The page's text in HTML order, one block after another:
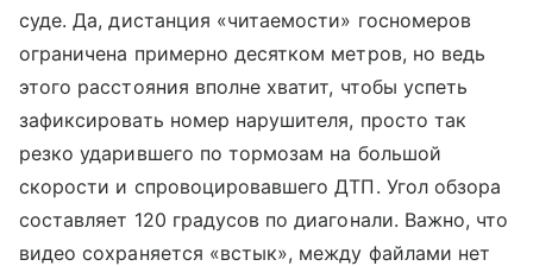
суде. Да, дистанция «читаемости» госномеров
ограничена примерно десятком метров, но ведь
этого расстояния вполне хватит, чтобы успеть
зафиксировать номер нарушителя, просто так
резко ударившего по тормозам на большой
скорости и спровоцировавшего ДТП. Угол обзора
составляет 120 градусов по диагонали. Важно, что
видео сохраняется «встык», между файлами нет